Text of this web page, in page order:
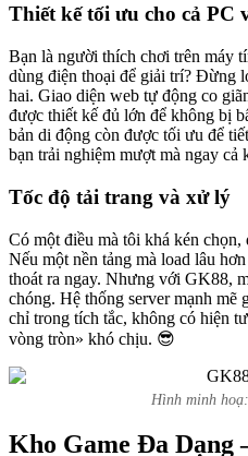
Thiết kế tối ưu cho cả PC
Bạn là người thích chơi trên máy
dùng điện thoại để giải trí? Đừng
hai. Giao diện web tự động co
được thiết kế đủ lớn để không bị
bản di động còn được tối ưu để
bạn trải nghiệm mượt mà ngay cả
Tốc độ tải trang và xử lý
Có một điều mà tôi khá kén chọn,
Nếu một nền tảng mà load lâu
thoát ra ngay. Nhưng với GK88,
chóng. Hệ thống server mạnh mẽ
chỉ trong tích tắc, không có hiện
vòng tròn» khó chịu. 😎
Hình minh
Kho Game Đa Dạng